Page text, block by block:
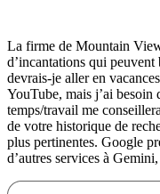
La firme de Mountain
d’incantations qui
devrais-je aller en
YouTube, mais j’ai besoin
temps/travail me
de votre historique de
plus pertinentes. Google
d’autres services à